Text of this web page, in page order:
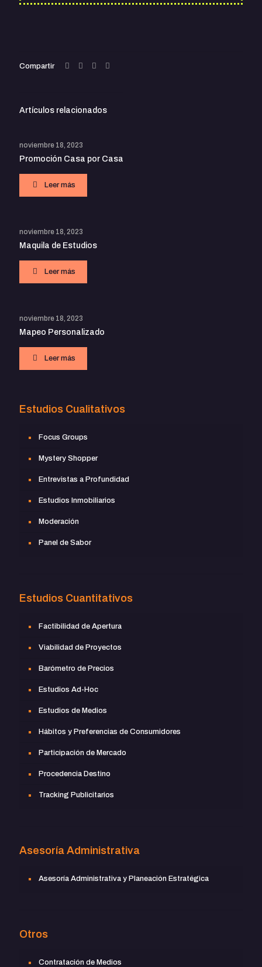
Compartir
Artículos relacionados
noviembre 18, 2023
Promoción Casa por Casa
Leer más
noviembre 18, 2023
Maquila de Estudios
Leer más
noviembre 18, 2023
Mapeo Personalizado
Leer más
Estudios Cualitativos
Focus Groups
Mystery Shopper
Entrevistas a Profundidad
Estudios Inmobiliarios
Moderación
Panel de Sabor
Estudios Cuantitativos
Factibilidad de Apertura
Viabilidad de Proyectos
Barómetro de Precios
Estudios Ad-Hoc
Estudios de Medios
Hábitos y Preferencias de Consumidores
Participación de Mercado
Procedencia Destino
Tracking Publicitarios
Asesoría Administrativa
Asesoría Administrativa y Planeación Estratégica
Otros
Contratación de Medios